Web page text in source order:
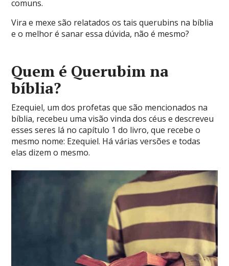
comuns.
Vira e mexe são relatados os tais querubins na bíblia
e o melhor é sanar essa dúvida, não é mesmo?
Quem é Querubim na
bíblia?
Ezequiel, um dos profetas que são mencionados na
bíblia, recebeu uma visão vinda dos céus e descreveu
esses seres lá no capítulo 1 do livro, que recebe o
mesmo nome: Ezequiel. Há várias versões e todas
elas dizem o mesmo.